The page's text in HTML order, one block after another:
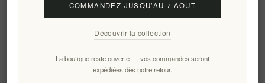
S'abonner Se désinscrire
COMMANDEZ JUSQU’AU 7 AOÛT
Découvrir la collection
La boutique reste ouverte — vos commandes seront
expédiées dès notre retour.